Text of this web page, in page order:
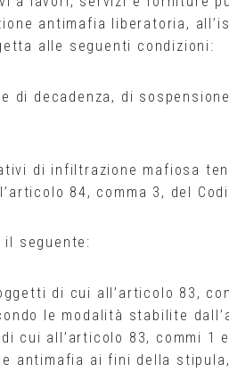
antimafia liberatoria,
alle seguenti condizioni:
di decadenza, di
di infiltrazione mafiosa
84, comma 3, del
il seguente:
di cui all’articolo 83,
le modalità stabilite
cui all’articolo 83, commi 1
antimafia ai fini della